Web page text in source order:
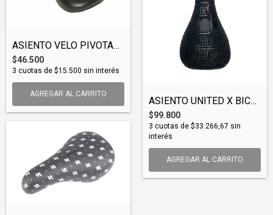
ASIENTO VELO PIVOTAL 7100 SOUTHERN BIKES...
$46.500
3 cuotas de $15.500 sin interés
AGREGAR AL CARRITO
ASIENTO UNITED X BICYCLE UNION MAP PIVOT...
$99.800
3 cuotas de $33.266,67 sin
interés
AGREGAR AL CARRITO